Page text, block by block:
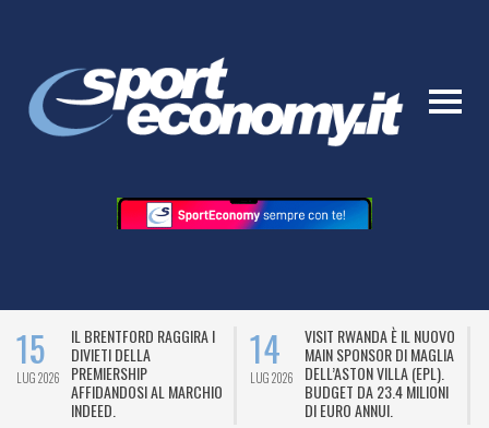
15
LUG 2026
IL BRENTFORD RAGGIRA I
DIVIETI DELLA
PREMIERSHIP
AFFIDANDOSI AL MARCHIO
INDEED.
14
LUG 2026
VISIT RWANDA È IL NUOVO
MAIN SPONSOR DI MAGLIA
DELL’ASTON VILLA (EPL).
BUDGET DA 23.4 MILIONI
DI EURO ANNUI.